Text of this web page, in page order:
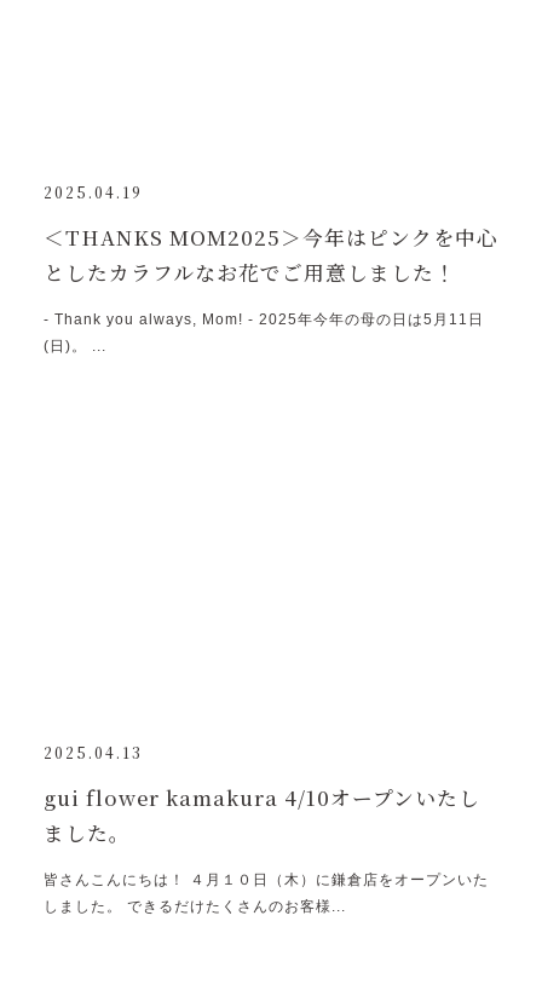
2025.04.19
＜THANKS MOM2025＞今年はピンクを中心
としたカラフルなお花でご用意しました！
- Thank you always, Mom! - 2025年今年の母の日は5月11日
(日)。 ...
2025.04.13
gui flower kamakura 4/10オープンいたし
ました。
皆さんこんにちは！ ４月１０日（木）に鎌倉店をオープンいた
しました。 できるだけたくさんのお客様...